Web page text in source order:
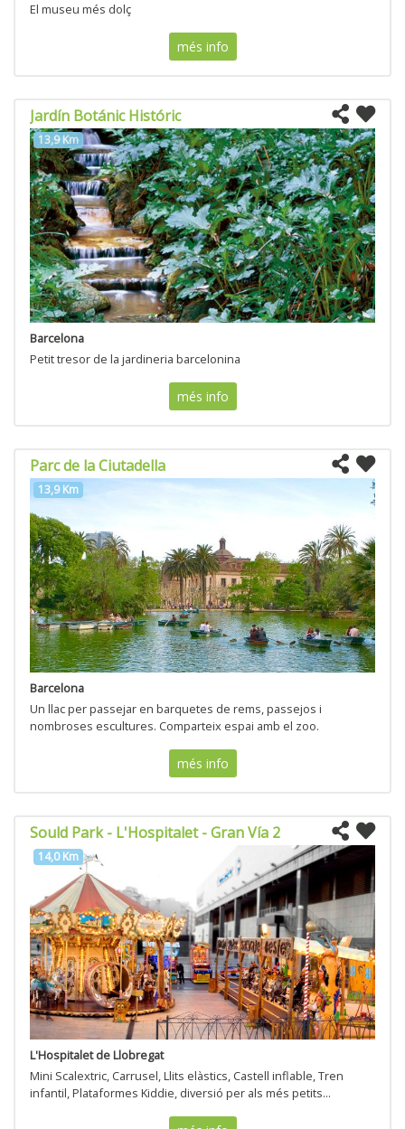
El museu més dolç
més info
Jardín Botánic Históric
13,9 Km
Barcelona
Petit tresor de la jardineria barcelonina
més info
Parc de la Ciutadella
13,9 Km
Barcelona
Un llac per passejar en barquetes de rems, passejos i
nombroses escultures. Comparteix espai amb el zoo.
més info
Sould Park - L'Hospitalet - Gran Vía 2
14,0 Km
L'Hospitalet de Llobregat
Mini Scalextric, Carrusel, Llits elàstics, Castell inflable, Tren
infantil, Plataformes Kiddie, diversió per als més petits...